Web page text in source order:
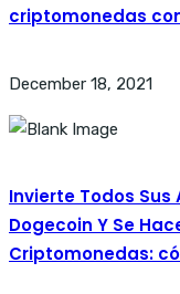
criptomonedas
December 18, 2021
Invierte Todos Sus
Dogecoin Y Se
Criptomonedas: